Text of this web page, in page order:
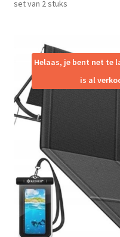
Kleding
Retourboxen
set van 2 stuks
Helaas, je bent net te
is al